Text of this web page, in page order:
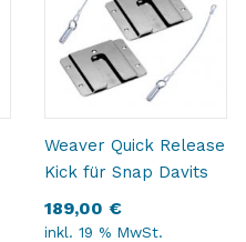
Weaver Quick Release
Kick für Snap Davits
189,00 €
inkl. 19 % MwSt.